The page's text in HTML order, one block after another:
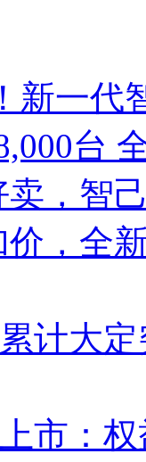
新一代
台
，智
，全
计大
市：